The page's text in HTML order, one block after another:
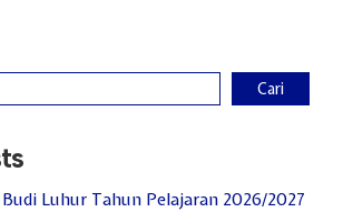
Cari
Luhur Tahun Pelajaran 2026/2027